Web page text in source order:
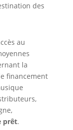
des
au
la
financement
prêt.